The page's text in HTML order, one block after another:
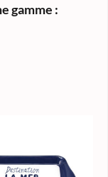
gamme :